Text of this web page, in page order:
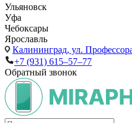
Ульяновск
Уфа
Чебоксары
Ярославль
Калининград, ул.
+7 (931) 615‒57‒77
Обратный звонок